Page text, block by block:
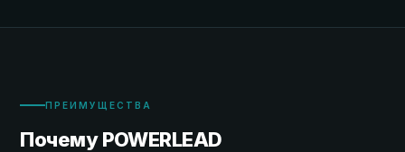
ПРЕИМУЩЕСТВА
Почему POWERLEAD